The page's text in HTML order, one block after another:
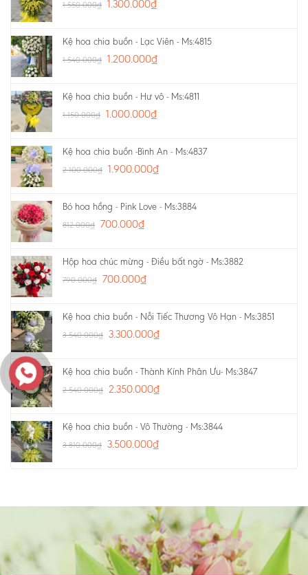
1.550.000₫ 1.300.000₫
Kệ hoa chia buồn - Lạc Viên - Ms:4815
1.540.000₫ 1.200.000₫
Kệ hoa chia buồn - Hư vô - Ms:4811
1.150.000₫ 1.000.000₫
Kệ hoa chia buồn -Bình An - Ms:4837
2.100.000₫ 1.900.000₫
Bó hoa hồng - Pink Love - Ms:3884
812.000₫ 700.000₫
Hộp hoa chúc mừng - Điều bất ngờ - Ms:3882
790.000₫ 700.000₫
Kệ hoa chia buồn - Nỗi Tiếc Thương Vô Hạn - Ms:3851
3.540.000₫ 3.300.000₫
Kệ hoa chia buồn - Thành Kính Phân Ưu- Ms:3847
2.540.000₫ 2.350.000₫
Kệ hoa chia buồn - Vô Thường - Ms:3844
3.810.000₫ 3.500.000₫